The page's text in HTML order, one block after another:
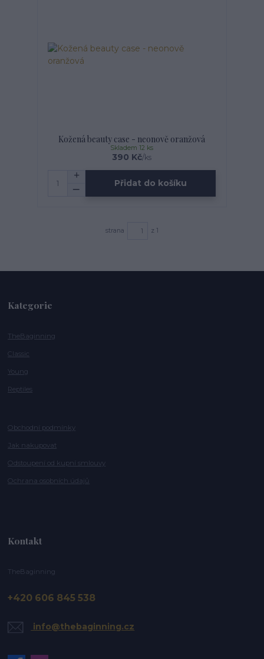
Kožená beauty case - neonově oranžová
390 Kč/ks
Skladem 12 ks
Přidat do košíku
strana z 1
Kategorie
TheBaginning
Classic
Young
Reptiles
Obchodní podmínky
Jak nakupovat
Odstoupení od kupní smlouvy
Ochrana osobních údajů
Kontakt
TheBaginning
+420 606 845 538
info@thebaginning.cz